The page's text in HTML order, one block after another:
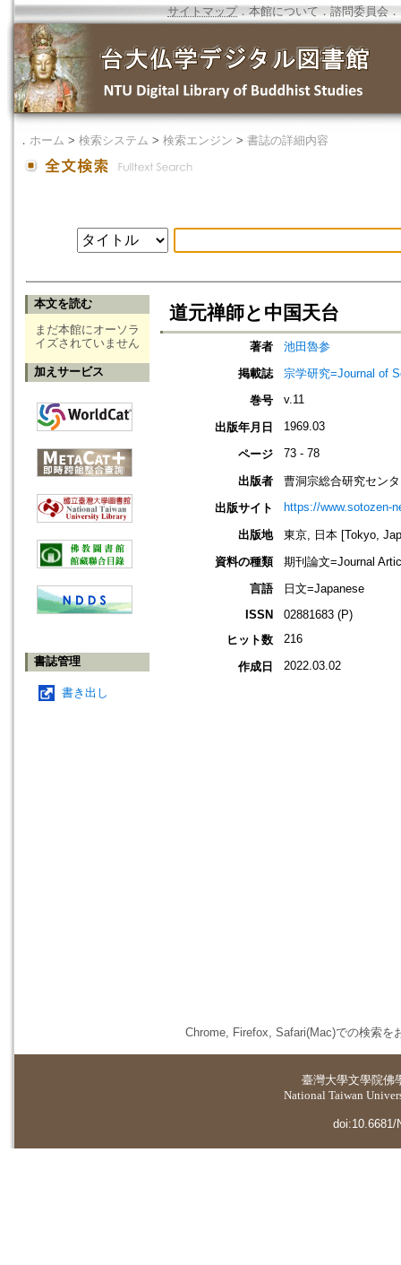
サイトマップ．本館について ． 諮問委員会 ．
． ホーム > 検索システム > 検索エンジン > 書誌の詳細内容
本文を読む
まだ本館にオーソラ
イズされていません
加えサービス
書誌管理
書き出し
道元禅師と中国天台
著者
池田魯参
掲載誌
宗学研究=Journal of
巻号
v.11
出版年月日 1969.03
ページ 73 - 78
出版者
曹洞宗総合研究セン
出版サイト
https://www.sotozen-
出版地
東京, 日本 [Tokyo,
資料の種類
期刊論文=Journal
言語
日文=Japanese
ISSN
02881683 (P)
ヒット数
216
作成日 2022.03.02
Chrome, Firefox, Safari(Mac)での検索を
臺灣大學文學院佛
National Taiwan
doi:10.6681/